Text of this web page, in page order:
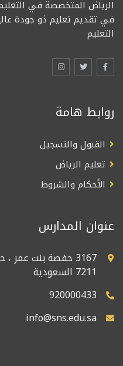
في تقديم تعليم ذو جودة
التعليم
روابط هامة
القبول والتسجيل
تعليم الرياض
الأحكام والشروط
عنوان المدارس
7211 السعودية
920000433
info@sns.edu.sa